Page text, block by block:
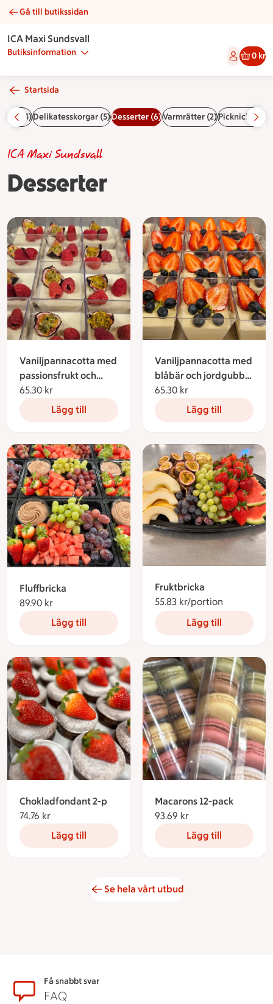
Desserter | Catering ICA Maxi Sundsvall
Gå till butikssidan
ICA Maxi Sundsvall
Butiksinformation 0 kr
Startsida
(4)Delikatesskorgar (5)Desserter (6)Varmrätter (2)Picknick (19)
Desserter
ICA Maxi Sundsvall
Vaniljpannacotta med
passionsfrukt och
hallon 2-pack
65.30 kr
Lägg till
Vaniljpannacotta med
blåbär och jordgubb
2-pack
65.30 kr
Lägg till
Fluffbricka
89.90 kr
Lägg till
Fruktbricka
55.83 kr/portion
Lägg till
Chokladfondant 2-p
74.76 kr
Lägg till
Macarons 12-pack
93.69 kr
Lägg till
Se hela vårt utbud
SidfotFå snabbt svar
FAQ